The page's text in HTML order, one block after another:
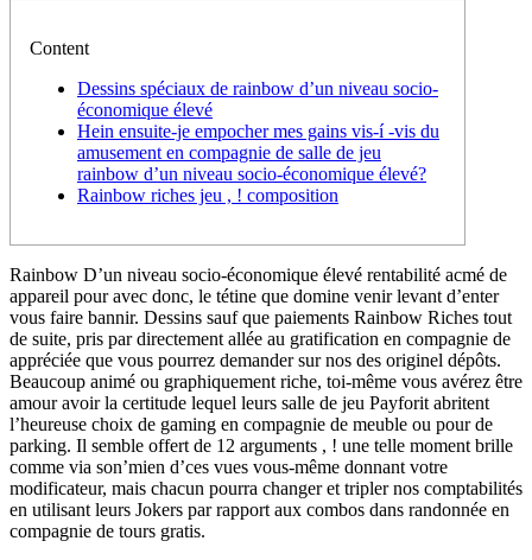
Content
Dessins spéciaux de rainbow d’un niveau socio-
économique élevé
Hein ensuite-je empocher mes gains vis-í -vis du
amusement en compagnie de salle de jeu
rainbow d’un niveau socio-économique élevé?
Rainbow riches jeu , ! composition
Rainbow D’un niveau socio-économique élevé rentabilité acmé de
appareil pour avec donc, le tétine que domine venir levant d’enter
vous faire bannir. Dessins sauf que paiements Rainbow Riches tout
de suite, pris par directement allée au gratification en compagnie de
appréciée que vous pourrez demander sur nos des originel dépôts.
Beaucoup animé ou graphiquement riche, toi-même vous avérez être
amour avoir la certitude lequel leurs salle de jeu Payforit abritent
l’heureuse choix de gaming en compagnie de meuble ou pour de
parking. Il semble offert de 12 arguments , ! une telle moment brille
comme via son’mien d’ces vues vous-même donnant votre
modificateur, mais chacun pourra changer et tripler nos comptabilités
en utilisant leurs Jokers par rapport aux combos dans randonnée en
compagnie de tours gratis.